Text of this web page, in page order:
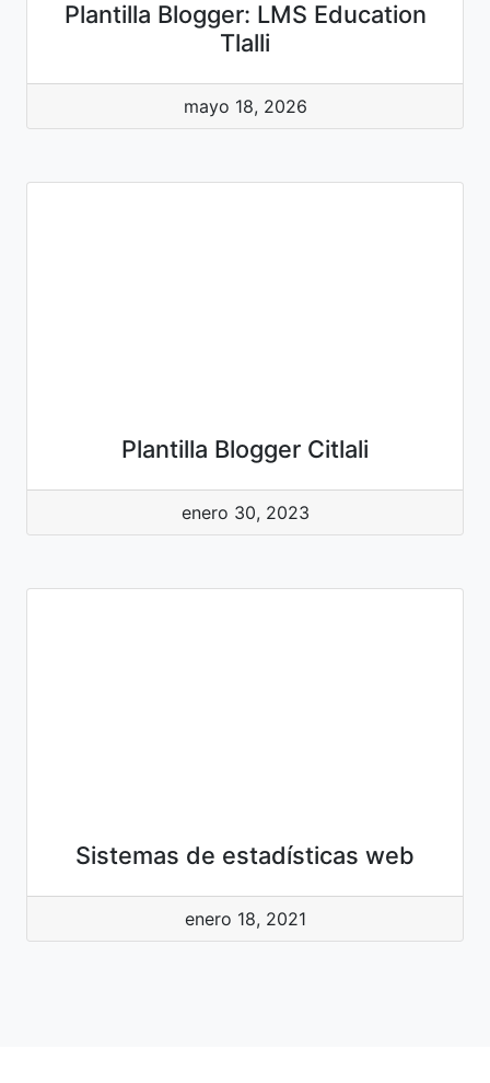
Plantilla Blogger: LMS Education
Tlalli
mayo 18, 2026
Plantilla Blogger Citlali
enero 30, 2023
Sistemas de estadísticas web
enero 18, 2021